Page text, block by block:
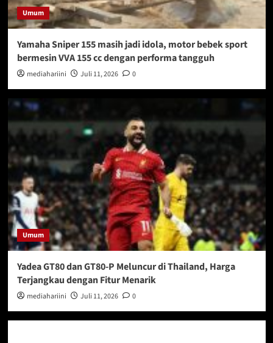
Umum
Yamaha Sniper 155 masih jadi idola, motor bebek sport
bermesin VVA 155 cc dengan performa tangguh
mediahariini Juli 11, 2026 0
Umum
Yadea GT80 dan GT80-P Meluncur di Thailand, Harga
Terjangkau dengan Fitur Menarik
mediahariini Juli 11, 2026 0